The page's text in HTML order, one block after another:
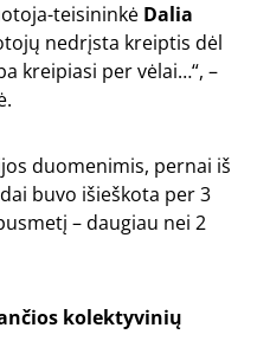
teisininkė Dalia
nedrįsta kreiptis dėl
kreipiasi per vėlai…“, –
duomenimis, pernai iš
buvo išieškota per 3
– daugiau nei 2
kolektyvinių